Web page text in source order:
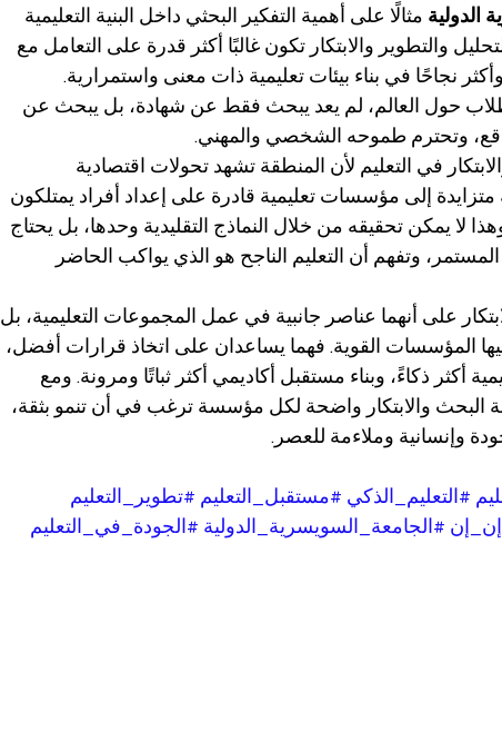
الدولية مثالًا على أهمية التفكير البحثي داخل البنية التعليمية
والتطوير والابتكار تكون غالبًا أكثر قدرة على التعامل مع
وأكثر نجاحًا في بناء بيئات تعليمية ذات معنى واستمرارية.
حول العالم، لم يعد يبحث فقط عن شهادة، بل يبحث عن
وتحترم طموحه الشخصي والمهني.
في التعليم لأن المنطقة تشهد تحولات اقتصادية
إلى مؤسسات تعليمية قادرة على إعداد أفراد يمتلكون
لا يمكن تحقيقه من خلال النماذج التقليدية وحدها، بل يحتاج
وتفهم أن التعليم الناجح هو الذي يواكب الحاضر
على أنهما عناصر جانبية في عمل المجموعات التعليمية، بل
المؤسسات القوية. فهما يساعدان على اتخاذ قرارات أفضل،
أكثر ذكاءً، وبناء مستقبل أكاديمي أكثر ثباتًا ومرونة. ومع
البحث والابتكار واضحة لكل مؤسسة ترغب في أن تنمو بثقة،
وإنسانية وملاءمة للعصر.
#التعليم_الذكي #مستقبل_التعليم #تطوير_التعليم
#الجامعة_السويسرية_الدولية #الجودة_في_التعليم